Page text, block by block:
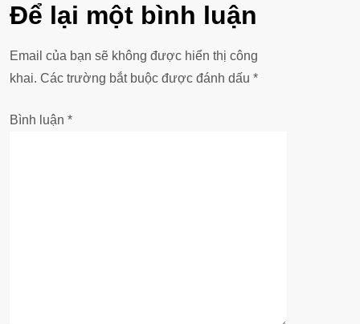
h
ư
n
Để lại một bình luận
Email của bạn sẽ không được hiển thị công
khai. Các trường bắt buộc được đánh dấu *
Bình luận *